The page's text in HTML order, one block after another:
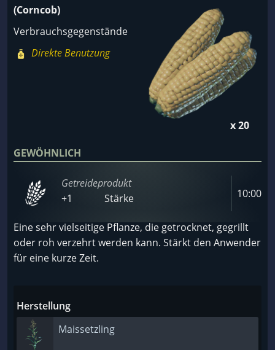
(Corncob)
Verbrauchsgegenstände
Direkte Benutzung
x 20
GEWÖHNLICH
Getreideprodukt
+1
Stärke 10:00
Eine sehr vielseitige Pflanze, die getrocknet, gegrillt
oder roh verzehrt werden kann. Stärkt den Anwender
für eine kurze Zeit.
Herstellung
Maissetzling